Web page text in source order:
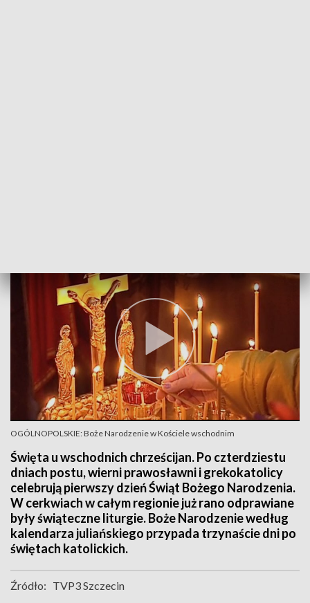
OGÓLNOPOLSKIE: Boże Narodzenie w Kościele wschodnim
Święta u wschodnich chrześcijan. Po czterdziestu
dniach postu, wierni prawosławni i grekokatolicy
celebrują pierwszy dzień Świąt Bożego Narodzenia.
W cerkwiach w całym regionie już rano odprawiane
były świąteczne liturgie. Boże Narodzenie według
kalendarza juliańskiego przypada trzynaście dni po
świętach katolickich.
Źródło: TVP3 Szczecin